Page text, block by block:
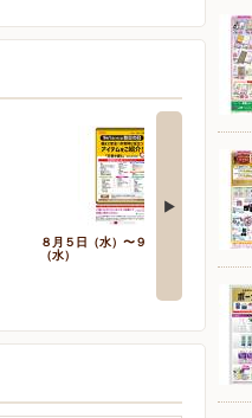
８月５日（水）〜９月３０日
（水）